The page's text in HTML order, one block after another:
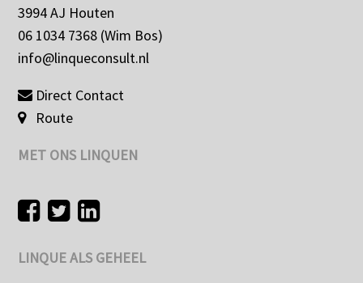
3994 AJ Houten
06 1034 7368 (Wim Bos)
info@linqueconsult.nl
Direct Contact
Route
MET ONS LINQUEN
LINQUE ALS GEHEEL